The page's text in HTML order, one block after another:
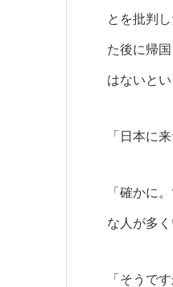
とを批判
た後に帰
はないとい
「日本に
「確かに
な人が多く
「そうです